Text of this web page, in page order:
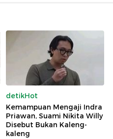
detikHot
Kemampuan Mengaji Indra
Priawan, Suami Nikita Willy
Disebut Bukan Kaleng-
kaleng